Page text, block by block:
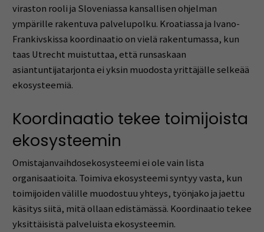
viraston rooli ja Sloveniassa kansallisen ohjelman
ympärille rakentuva palvelupolku. Kroatiassa ja Ivano-
Frankivskissa koordinaatio on vielä rakentumassa, kun
taas Utrecht muistuttaa, että runsaskaan
asiantuntijatarjonta ei yksin muodosta yrittäjälle selkeää
ekosysteemiä.
Koordinaatio tekee toimijoista
ekosysteemin
Omistajanvaihdosekosysteemi ei ole vain lista
organisaatioita. Toimiva ekosysteemi syntyy vasta, kun
toimijoiden välille muodostuu yhteys, työnjako ja jaettu
käsitys siitä, mitä ollaan edistämässä. Koordinaatio tekee
yksittäisistä palveluista ekosysteemin.